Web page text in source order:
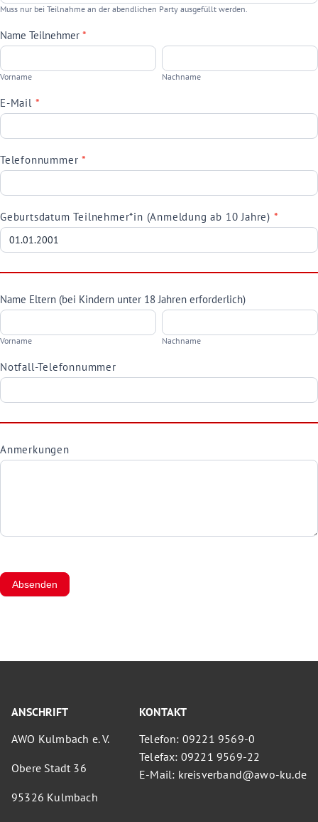
Muss nur bei Teilnahme an der abendlichen Party ausgefüllt werden.
Name Teilnehmer *
Vorname
Vorname
Nachname
Nachname
E-Mail *
Telefonnummer*
Geburtsdatum Teilnehmer*in (Anmeldung ab 10 Jahre) *
Name Eltern (bei Kindern unter 18 Jahren erforderlich)
Vorname
Vorname
Nachname
Nachname
Notfall-Telefonnummer
Anmerkungen
Absenden
ANSCHRIFT
AWO Kulmbach e. V.
Obere Stadt 36
95326 Kulmbach
KONTAKT
Telefon: 09221 9569-0
Telefax: 09221 9569-22
E-Mail: kreisverband@awo-ku.de